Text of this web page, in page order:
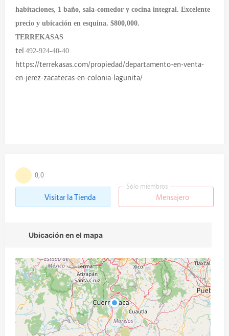
habitaciones, 1 baño, sala-comedor y cocina integral. Excelente
precio y ubicación en esquina. $800,000.
TERREKASAS
tel 492-924-40-40
https://terrekasas.com/propiedad/departamento-en-venta-
en-jerez-zacatecas-en-colonia-lagunita/
0,0
Visitar la Tienda
Sólo miembros
Mensajero
Ubicación en el mapa